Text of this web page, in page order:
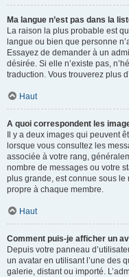
Ma langue n’est pas dans la
La raison la plus probable est
langue ou bien que personne
Essayez de demander à un
désirée. Si elle n’existe pas,
traduction. Vous trouverez plus
Haut
A quoi correspondent les
Il y a deux images qui peuvent
lorsque vous consultez les
associée à votre rang,
nombre de messages ou votre
plus grande, est connue sous le
propre à chaque membre.
Haut
Comment puis-je afficher un
Depuis votre panneau
un avatar en utilisant l’une des
galerie, distant ou importé.